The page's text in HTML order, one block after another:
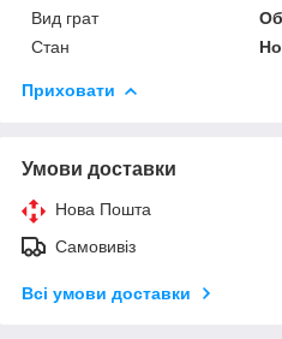
Вид грат
Стан
Приховати
Умови доставки
Нова Пошта
Самовивіз
Всі умови доставки